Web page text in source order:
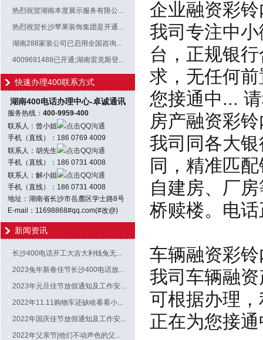
热烈祝贺湖南本度展示服务有限公...
热烈祝贺长沙苹果装饰集团是开通...
湖南288家装公司已启用全国咨询...
4009691488已开通;湖南雷克斯登...
快速办理400联系方式
湖南400电话办理中心-卓诚通讯
服务热线： 400-9959-400
联系人：曾小姐
点击QQ沟通
手机（直线）：186 0769 4009
联系人：胡先生
点击QQ沟通
手机（直线）：186 0731 4008
联系人：解小姐
点击QQ沟通
手机（直线）：186 0731 4008
地址：湖南省长沙市岳麓区学士路8号
E-mail：11698868#qq.com(#改@)
新闻资讯
长沙400电话开工大吉大利钱兔无...
2023兔年新春佳节长沙400电话放...
2023年元旦佳节放假通知及工作安...
2022年11.11购物车还缺啥看看小...
2022年国庆佳节放假通知及工作安...
2022年父亲节|他们不动声色的父...
企业融资彩
我司专注中
台，正规银
求，无任何
您接通中...
房产融资彩
我司同各大
同，精准匹
自建房、厂
桥赎楼。电
车辆融资彩
我司车辆融
可根据办理
正在为您接